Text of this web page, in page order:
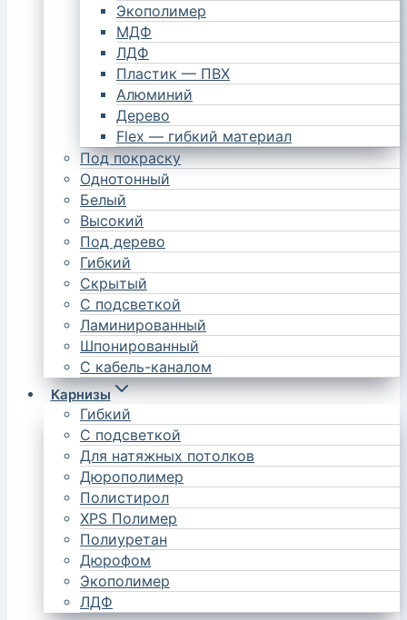
Экополимер
МДФ
ЛДФ
Пластик — ПВХ
Алюминий
Дерево
Flex — гибкий материал
Под покраску
Однотонный
Белый
Высокий
Под дерево
Гибкий
Скрытый
С подсветкой
Ламинированный
Шпонированный
С кабель-каналом
Карнизы
Гибкий
С подсветкой
Для натяжных потолков
Дюрополимер
Полистирол
XPS Полимер
Полиуретан
Дюрофом
Экополимер
ЛДФ